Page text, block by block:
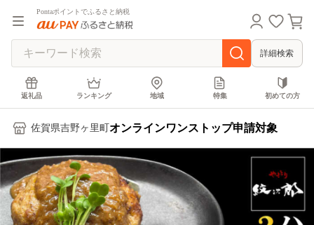
Pontaポイントでふるさと納税
詳細検索
返礼品 ランキング 地域 特集 初めての方
佐賀県吉野ヶ里町 オンラインワンストップ申請対象